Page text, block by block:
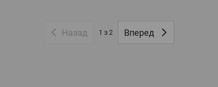
Назад 1 з 2 Вперед